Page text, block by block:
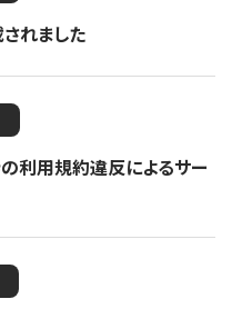
れました
利用規約違反によるサー